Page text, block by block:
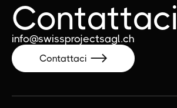
Contattaci
info@swissprojectsagl.ch
Contattaci 